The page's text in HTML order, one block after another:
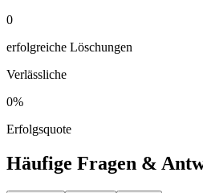
0
erfolgreiche Löschungen
Verlässliche
0%
Erfolgsquote
Häufige Fragen &